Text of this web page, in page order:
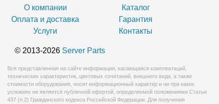
О компании
Каталог
Оплата и доставка
Гарантия
Услуги
Контакты
© 2013-2026 Server Parts
Вся представленная на сайте информация, касающаяся комплектаций,
технических характеристик, цветовых сочетаний, внешнего вида, а также
стоимости оборудования, носит информационный характер и ни при каких
условиях не является публичной офертой, определяемой положениями Статьи
437 (п.2) Гражданского кодекса Российской Федерации. Для получения